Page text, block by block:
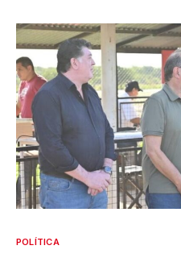
POLÍTICA